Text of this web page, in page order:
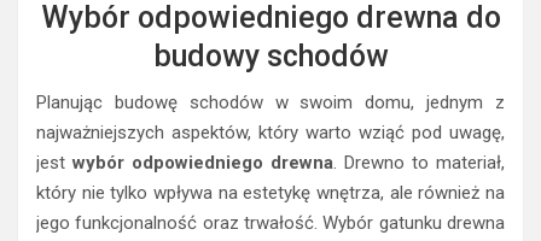
Wybór odpowiedniego drewna do
budowy schodów
Planując budowę schodów w swoim domu, jednym z
najważniejszych aspektów, który warto wziąć pod uwagę,
jestwybór odpowiedniego drewna. Drewno to materiał,
który nie tylko wpływa na estetykę wnętrza, ale również na
jego funkcjonalność oraz trwałość. Wybór gatunku drewna